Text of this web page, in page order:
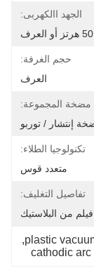
الجهد االكهربى:
حجم الغرفة:
العرف
مضخة المجموعة:
إنتشار / توربو
تكنولوجيا الطلاء:
متعدد قوس
تفاصيل التغليف:
من البلاستيك
plastic
,
cathodic